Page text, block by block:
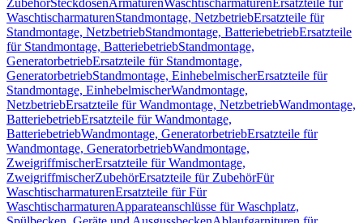
ZubehörSteckdosenArmaturenWaschtischarmaturen Ersatzteile für
WaschtischarmaturenStandmontage, NetzbetriebErsatzteile für
Standmontage, NetzbetriebStandmontage, BatteriebetriebErsatzteile
für Standmontage, BatteriebetriebStandmontage,
GeneratorbetriebErsatzteile für Standmontage,
GeneratorbetriebStandmontage, EinhebelmischerErsatzteile für
Standmontage, EinhebelmischerWandmontage,
NetzbetriebErsatzteile für Wandmontage, NetzbetriebWandmontage,
BatteriebetriebErsatzteile für Wandmontage,
BatteriebetriebWandmontage, GeneratorbetriebErsatzteile für
Wandmontage, GeneratorbetriebWandmontage,
ZweigriffmischerErsatzteile für Wandmontage,
ZweigriffmischerZubehörErsatzteile für ZubehörFür
WaschtischarmaturenErsatzteile für Für
WaschtischarmaturenApparateanschlüsse für Waschplatz,